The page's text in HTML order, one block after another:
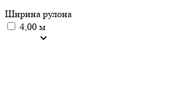
Ширина рулона
4,00 м